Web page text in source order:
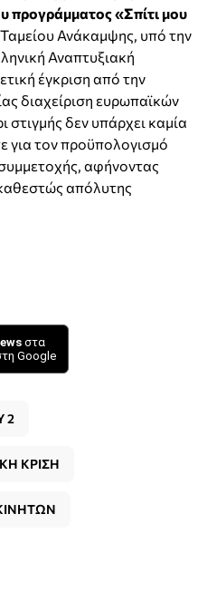
προγράμματος «Σπίτι μου
Ανάκαμψης, υπό την
Αναπτυξιακή
έγκριση από την
διαχείριση ευρωπαϊκών
δεν υπάρχει καμία
για τον προϋπολογισμό
αφήνοντας
απόλυτης
στα
Google
2
ΚΡΙΣΗ